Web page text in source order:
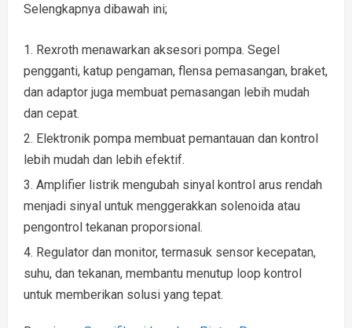
Selengkapnya dibawah ini;
Rexroth menawarkan aksesori pompa. Segel
pengganti, katup pengaman, flensa pemasangan, braket,
dan adaptor juga membuat pemasangan lebih mudah
dan cepat.
Elektronik pompa membuat pemantauan dan kontrol
lebih mudah dan lebih efektif.
Amplifier listrik mengubah sinyal kontrol arus rendah
menjadi sinyal untuk menggerakkan solenoida atau
pengontrol tekanan proporsional.
Regulator dan monitor, termasuk sensor kecepatan,
suhu, dan tekanan, membantu menutup loop kontrol
untuk memberikan solusi yang tepat.